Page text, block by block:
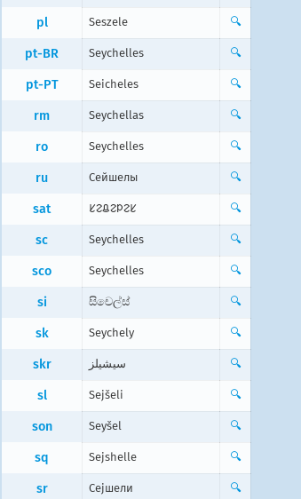
pl Seszele 🔍
pt-BR Seychelles 🔍
pt-PT Seicheles 🔍
rm Seychellas 🔍
ro Seychelles 🔍
ru Сейшелы 🔍
sat ᱥᱮᱪᱮᱞᱮᱥ 🔍
sc Seychelles 🔍
sco Seychelles 🔍
si සිචෙල්ස් 🔍
sk Seychely 🔍
skr سیشیلز 🔍
sl Sejšeli 🔍
son Seyšel 🔍
sq Sejshelle 🔍
sr Сејшели 🔍